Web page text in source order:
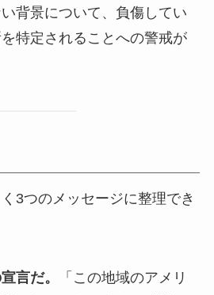
背景について、負傷してい
特定されることへの警戒が
3つのメッセージに整理でき
言だ。
「この地域のアメリ